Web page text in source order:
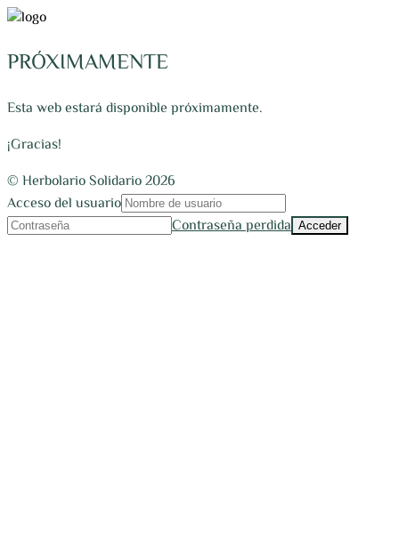
PRÓXIMAMENTE
Esta web estará disponible próximamente.
¡Gracias!
© Herbolario Solidario 2026
Acceso del usuario
Contraseña perdida